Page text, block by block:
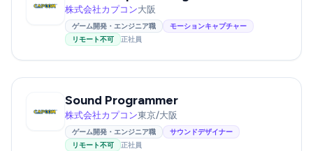
株式会社カプコン大阪
ゲーム開発・エンジニア職
モーションキャプチャー
リモート不可
正社員
Sound Programmer
株式会社カプコン東京/大阪
ゲーム開発・エンジニア職
サウンドデザイナー
リモート不可
正社員